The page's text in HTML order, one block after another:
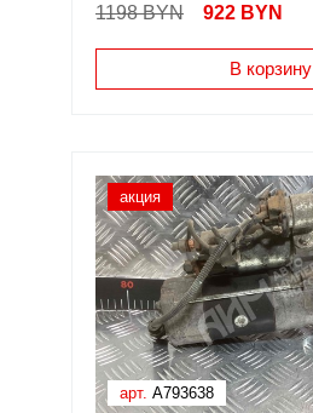
1198 BYN 922 BYN
В корзину
акция
арт. A793638